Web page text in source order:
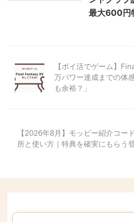
最大600円
【ポイ活でゲーム】
万パワー達成までの体
も余裕？」
【2026年8月】モッピー紹介コー
所と使い方｜特典を確実にもらう